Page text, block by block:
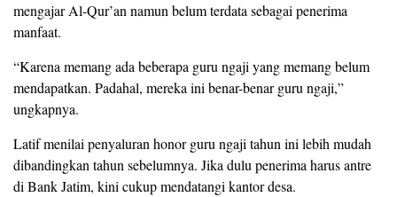
mengajar Al-Qur’an namun belum terdata sebagai penerima
manfaat.
“Karena memang ada beberapa guru ngaji yang memang belum
mendapatkan. Padahal, mereka ini benar-benar guru ngaji,”
ungkapnya.
Latif menilai penyaluran honor guru ngaji tahun ini lebih mudah
dibandingkan tahun sebelumnya. Jika dulu penerima harus antre
di Bank Jatim, kini cukup mendatangi kantor desa.